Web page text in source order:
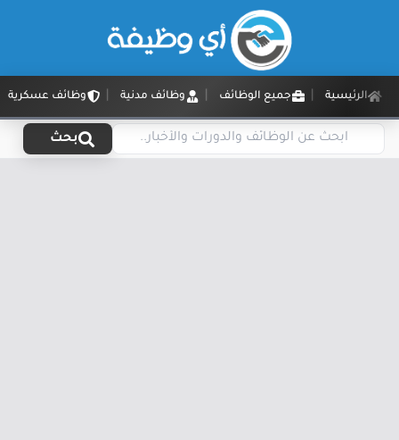
الرئيسية جميع الوظائف وظائف مدنية وظائف عسكرية
بحث